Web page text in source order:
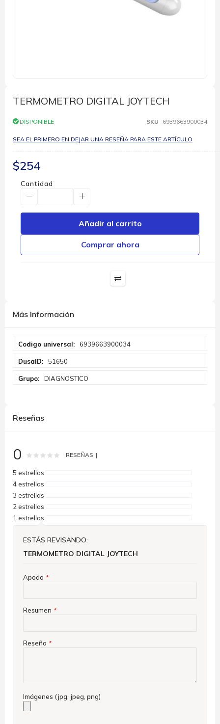
comienzo
de
galería
imágenes
TERMOMETRO DIGITAL JOYTECH
DISPONIBLE SKU 6939663900034
SEA EL PRIMERO EN DEJAR UNA RESEÑA PARA ESTE ARTÍCULO
$254
Cantidad
Añadir al carrito
Comprar ahora
Más Información
Información
6939663900034
51650
DIAGNOSTICO
Reseñas
0 Rating: % of100
RESEÑAS
5 estrellas
4 estrellas
3 estrellas
2 estrellas
1 estrellas
ESTÁS REVISANDO:
TERMOMETRO DIGITAL JOYTECH
Apodo
Resumen
Reseña
Imágenes (jpg, jpeg, png)